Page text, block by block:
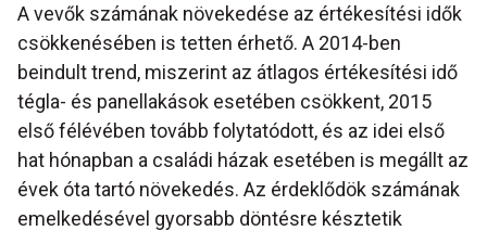
A vevők számának növekedése az értékesítési idők
csökkenésében is tetten érhető. A 2014-ben
beindult trend, miszerint az átlagos értékesítési idő
tégla- és panellakások esetében csökkent, 2015
első félévében tovább folytatódott, és az idei első
hat hónapban a családi házak esetében is megállt az
évek óta tartó növekedés. Az érdeklődök számának
emelkedésével gyorsabb döntésre késztetik